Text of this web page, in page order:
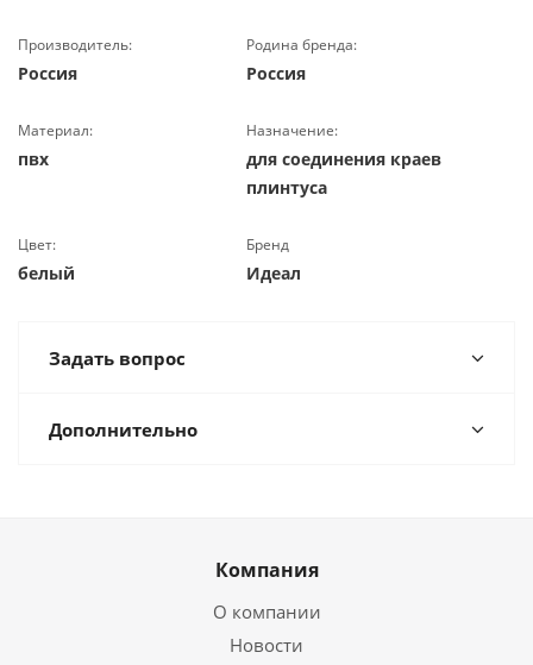
Производитель:
Россия
Родина бренда:
Россия
Материал:
пвх
Назначение:
для соединения краев
плинтуса
Цвет:
белый
Бренд
Идеал
Задать вопрос
Дополнительно
Компания
О компании
Новости